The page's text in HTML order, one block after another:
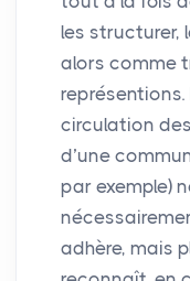
les structurer,
alors comme
circulation
d’une
par exemple)
adhère, mais